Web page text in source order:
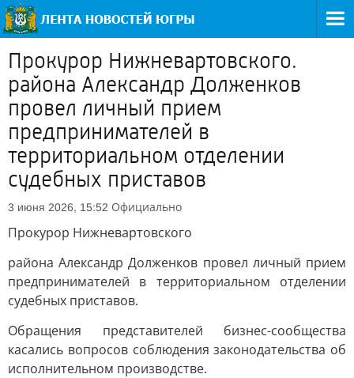
Прокурор Нижневартовского.
района Александр Долженков
провел личный прием
предпринимателей в
территориальном отделении
судебных приставов
3 июня 2026, 15:52 Официально
Прокурор Нижневартовского
района Александр Долженков провел личный прием
предпринимателей в территориальном отделении
судебных приставов.
Обращения представителей бизнес-сообщества
касались вопросов соблюдения законодательства об
исполнительном производстве.